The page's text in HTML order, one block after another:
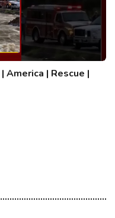
America | Rescue |